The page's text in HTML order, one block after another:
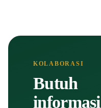
KOLABORASI
Butuh
informasi